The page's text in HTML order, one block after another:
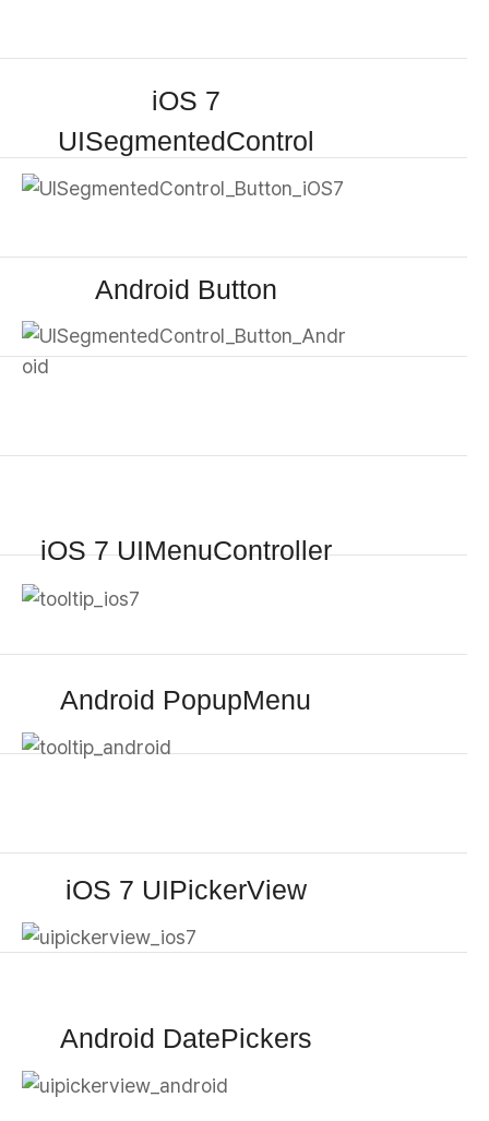
iOS 7
UISegmentedControl
Android Button
iOS 7 UIMenuController
Android PopupMenu
iOS 7 UIPickerView
Android DatePickers